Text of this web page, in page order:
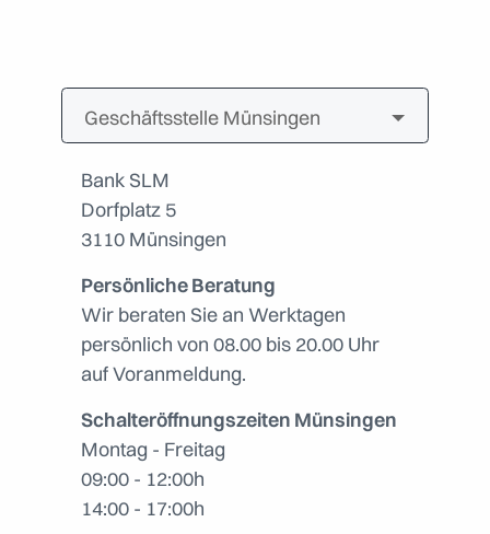
Bank SLM
Dorfplatz 5
3110 Münsingen
Persönliche Beratung
Wir beraten Sie an Werktagen
persönlich von 08.00 bis 20.00 Uhr
auf Voranmeldung.
Schalteröffnungszeiten Münsingen
Montag - Freitag
09:00 - 12:00h
14:00 - 17:00h